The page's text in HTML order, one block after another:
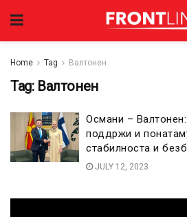
Home Tag Валтонен
Tag: Валтонен
Османи –
поддржи и
стабилноста и
JULY 12, 2023